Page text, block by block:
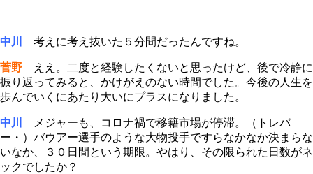
中川 考えに考え抜いた５分間だったんですね。
菅野 ええ。二度と経験したくないと思ったけど、後で冷静に
振り返ってみると、かけがえのない時間でした。今後の人生を
歩んでいくにあたり大いにプラスになりました。
中川
メジャーも、コロナ禍で移籍市場が停滞。（トレバ
ー・）バウアー選手のような大物投手ですらなかなか決まらな
いなか、３０日間という期限。やはり、その限られた日数がネ
ックでしたか？